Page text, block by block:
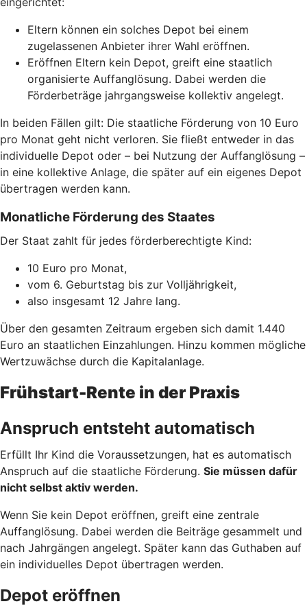
Eltern können ein solches Depot bei einem
zugelassenen Anbieter ihrer Wahl eröffnen.
Eröffnen Eltern kein Depot, greift eine staatlich
organisierte Auffanglösung. Dabei werden die
Förderbeträge jahrgangsweise kollektiv angelegt.
In beiden Fällen gilt: Die staatliche Förderung von 10 Euro
pro Monat geht nicht verloren. Sie fließt entweder in das
individuelle Depot oder – bei Nutzung der Auffanglösung –
in eine kollektive Anlage, die später auf ein eigenes Depot
übertragen werden kann.
Monatliche Förderung des Staates
Der Staat zahlt für jedes förderberechtigte Kind:
10 Euro pro Monat,
vom 6. Geburtstag bis zur Volljährigkeit,
also insgesamt 12 Jahre lang.
Über den gesamten Zeitraum ergeben sich damit 1.440
Euro an staatlichen Einzahlungen. Hinzu kommen mögliche
Wertzuwächse durch die Kapitalanlage.
Frühstart-Rente in der Praxis
Anspruch entsteht automatisch
Erfüllt Ihr Kind die Voraussetzungen, hat es automatisch
Anspruch auf die staatliche Förderung. Sie müssen dafür
nicht selbst aktiv werden.
Wenn Sie kein Depot eröffnen, greift eine zentrale
Auffanglösung. Dabei werden die Beiträge gesammelt und
nach Jahrgängen angelegt. Später kann das Guthaben auf
ein individuelles Depot übertragen werden.
Depot eröffnen